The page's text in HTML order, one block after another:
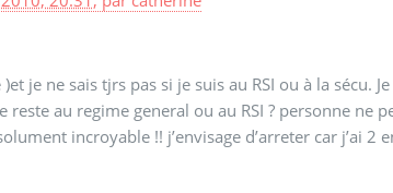
je ne sais tjrs pas si je suis au RSI ou à la sécu.
au regime general ou au RSI ? personne ne
incroyable !! j’envisage d’arreter car j’ai